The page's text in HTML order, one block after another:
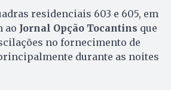
residenciais 603 e 605, em
ao Jornal Opção Tocantins que
no fornecimento de
durante as noites